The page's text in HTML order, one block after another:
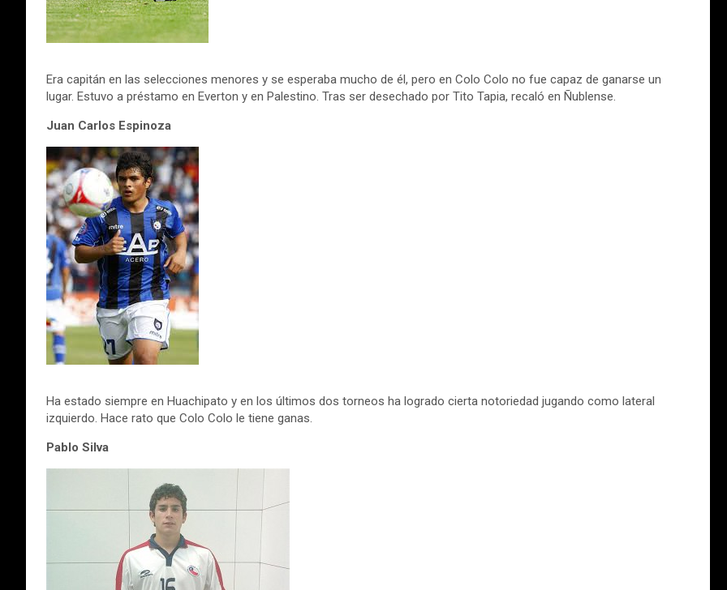
Era capitán en las selecciones menores y se esperaba mucho de él, pero en Colo Colo no fue capaz de ganarse un
lugar. Estuvo a préstamo en Everton y en Palestino. Tras ser desechado por Tito Tapia, recaló en Ñublense.
Juan Carlos Espinoza
Ha estado siempre en Huachipato y en los últimos dos torneos ha logrado cierta notoriedad jugando como lateral
izquierdo. Hace rato que Colo Colo le tiene ganas.
Pablo Silva